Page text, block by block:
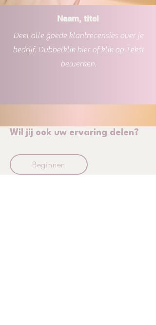
Naam, titel
Deel alle goede klantrecensies over je
bedrijf. Dubbelklik hier of klik op Tekst
bewerken.
Wil jij ook uw ervaring delen?
Beginnen